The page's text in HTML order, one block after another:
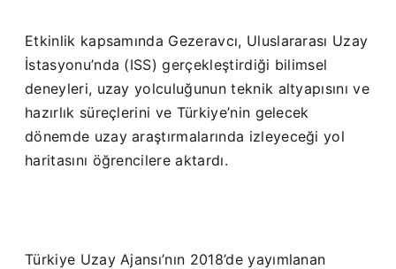
Etkinlik kapsamında Gezeravcı, Uluslararası Uzay
İstasyonu’nda (ISS) gerçekleştirdiği bilimsel
deneyleri, uzay yolculuğunun teknik altyapısını ve
hazırlık süreçlerini ve Türkiye’nin gelecek
dönemde uzay araştırmalarında izleyeceği yol
haritasını öğrencilere aktardı.
Türkiye Uzay Ajansı’nın 2018’de yayımlanan